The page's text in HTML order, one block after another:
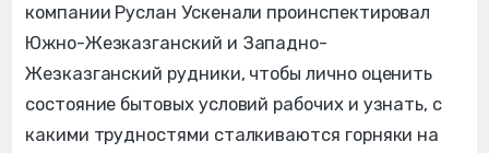
компании Руслан Ускенали проинспектировал
Южно-Жезказганский и Западно-
Жезказганский рудники, чтобы лично оценить
состояние бытовых условий рабочих и узнать, с
какими трудностями сталкиваются горняки на